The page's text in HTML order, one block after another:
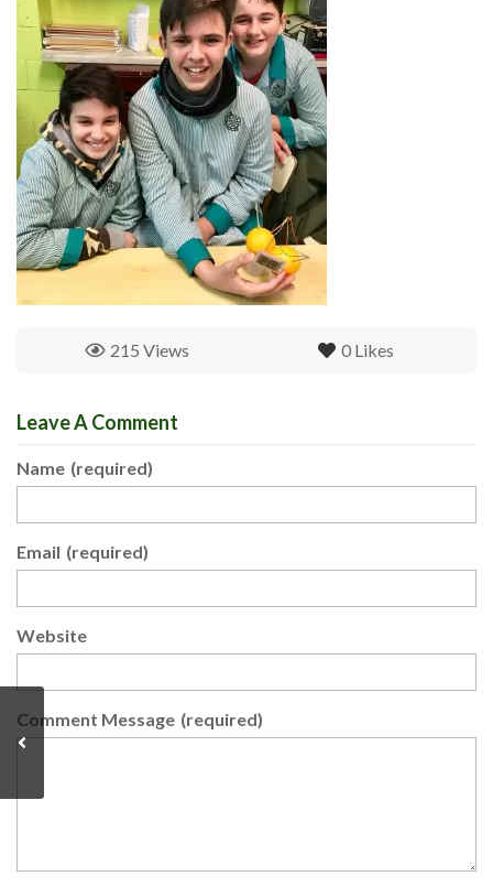
0 Likes
215 Views
Leave A Comment
Name (required)
Email (required)
Website
Comment Message (required)